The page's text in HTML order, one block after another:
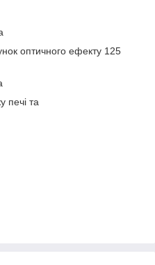
оптичного ефекту 125
печі та